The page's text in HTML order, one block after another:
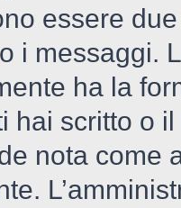
essere
i messaggi.
ha la
hai scritto o
nota come